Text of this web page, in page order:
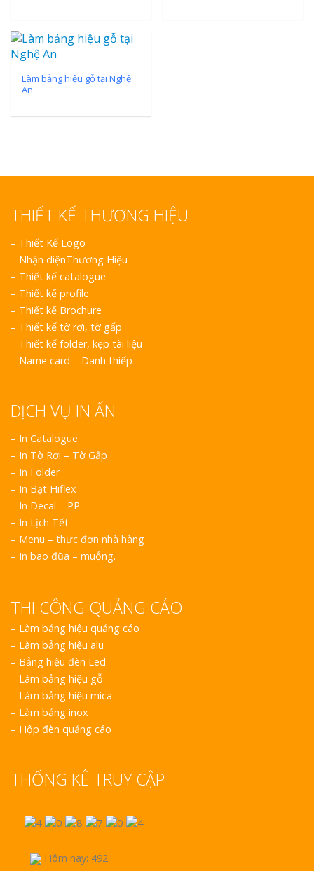
Làm bảng hiệu gỗ tại Nghệ
An
THIẾT KẾ THƯƠNG HIỆU
– Thiết Kế Logo
– Nhận diệnThương Hiệu
– Thiết kế catalogue
– Thiết kế profile
– Thiết kế Brochure
– Thiết kế tờ rơi, tờ gấp
– Thiết kế folder, kẹp tài liệu
– Name card – Danh thiếp
DỊCH VỤ IN ẤN
– In Catalogue
– In Tờ Rơi – Tờ Gấp
– In Folder
– In Bạt Hiflex
– In Decal – PP
– In Lịch Tết
– Menu – thực đơn nhà hàng
– In bao đũa – muỗng.
THI CÔNG QUẢNG CÁO
– Làm bảng hiệu quảng cáo
– Làm bảng hiệu alu
– Bảng hiệu đèn Led
– Làm bảng hiệu gỗ
– Làm bảng hiệu mica
– Làm bảng inox
– Hộp đèn quảng cáo
THỐNG KÊ TRUY CẬP
Hôm nay: 492